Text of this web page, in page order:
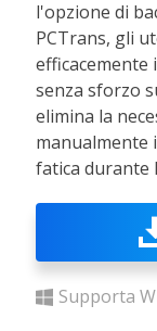
l'opzione di
PCTrans, gli
senza sforzo
elimina la
manualmente
fatica durante
Supporta